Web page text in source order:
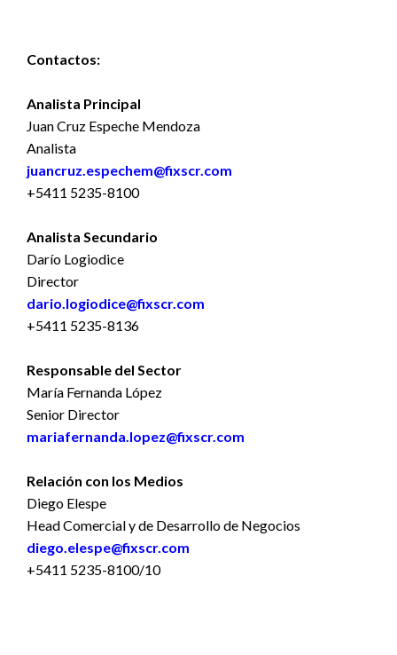
Contactos:
Analista Principal
Juan Cruz Espeche Mendoza
Analista
juancruz.espechem@fixscr.com
+5411 5235-8100
Analista Secundario
Darío Logiodice
Director
dario.logiodice@fixscr.com
+5411 5235-8136
Responsable del Sector
María Fernanda López
Senior Director
mariafernanda.lopez@fixscr.com
Relación con los Medios
Diego Elespe
Head Comercial y de Desarrollo de Negocios
diego.elespe@fixscr.com
+5411 5235-8100/10